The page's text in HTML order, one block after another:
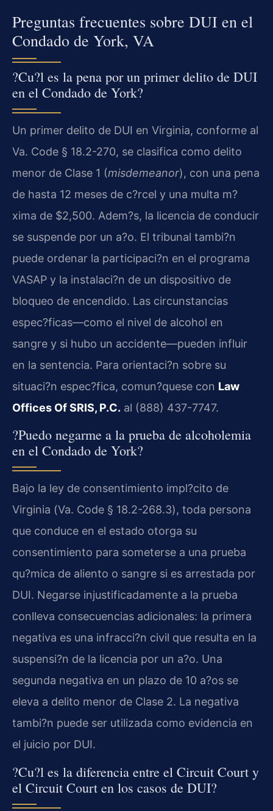
Preguntas frecuentes sobre DUI en el
Condado de York, VA
?Cu?l es la pena por un primer delito de DUI
en el Condado de York?
Un primer delito de DUI en Virginia, conforme al
Va. Code § 18.2-270, se clasifica como delito
menor de Clase 1 (misdemeanor), con una pena
de hasta 12 meses de c?rcel y una multa m?
xima de $2,500. Adem?s, la licencia de conducir
se suspende por un a?o. El tribunal tambi?n
puede ordenar la participaci?n en el programa
VASAP y la instalaci?n de un dispositivo de
bloqueo de encendido. Las circunstancias
espec?ficas—como el nivel de alcohol en
sangre y si hubo un accidente—pueden influir
en la sentencia. Para orientaci?n sobre su
situaci?n espec?fica, comun?quese con Law
Offices Of SRIS, P.C. al (888) 437-7747.
?Puedo negarme a la prueba de alcoholemia
en el Condado de York?
Bajo la ley de consentimiento impl?cito de
Virginia (Va. Code § 18.2-268.3), toda persona
que conduce en el estado otorga su
consentimiento para someterse a una prueba
qu?mica de aliento o sangre si es arrestada por
DUI. Negarse injustificadamente a la prueba
conlleva consecuencias adicionales: la primera
negativa es una infracci?n civil que resulta en la
suspensi?n de la licencia por un a?o. Una
segunda negativa en un plazo de 10 a?os se
eleva a delito menor de Clase 2. La negativa
tambi?n puede ser utilizada como evidencia en
el juicio por DUI.
?Cu?l es la diferencia entre el Circuit Court y
el Circuit Court en los casos de DUI?